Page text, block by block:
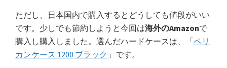
ただし、日本国内で購入するとどうしても値段がいい
です。少しでも節約しようと今回は海外のAmazonで
購入し購入しました。選んだハードケースは、「ペリ
カンケース 1200 ブラック 」です。